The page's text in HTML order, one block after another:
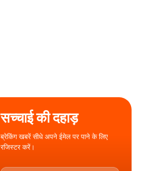
सच्चाई की दहाड़
ब्रेकिंग खबरें सीधे अपने ईमेल पर पाने के लिए
रजिस्टर करें।